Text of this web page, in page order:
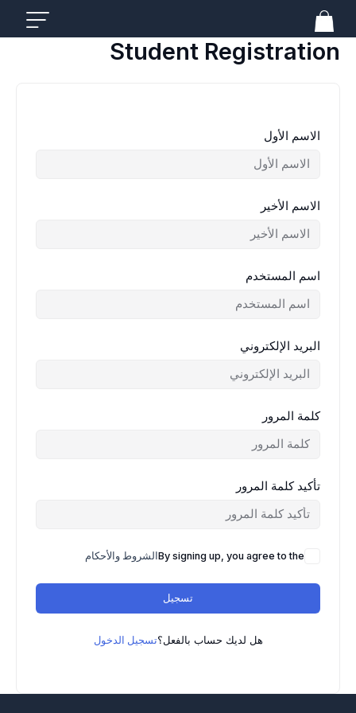
تخطي
المحتوى
Student Registration
الاسم الأول
الاسم الأخير
اسم المستخدم
البريد الإلكتروني
كلمة المرور
تأكيد كلمة المرور
By signing up, you agree to theالشروط والأحكام
تسجيل
هل لديك حساب بالفعل؟تسجيل الدخول